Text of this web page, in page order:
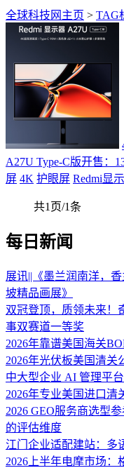
全球科技网主页 > TAG
A27U Type-C版开售：
屏 4K 护眼屏 Redmi显
共1页/1条
每日新闻
展讯||《墨兰润南洋，
坡精品画展》
双冠登顶，质领未来！
事双赛道一等奖
2026年靠谱美国海关
2026年光伏板美国清关
中大型企业 AI 管理平
2026年专业美国进口清
2026 GEO服务商选型
的评估维度
江门企业适配建站：多
2026上半年电摩市场：